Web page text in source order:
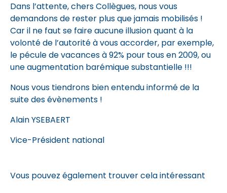
Dans l’attente, chers Collègues, nous vous
demandons de rester plus que jamais mobilisés !
Car il ne faut se faire aucune illusion quant à la
volonté de l’autorité à vous accorder, par exemple,
le pécule de vacances à 92% pour tous en 2009, ou
une augmentation barémique substantielle !!!
Nous vous tiendrons bien entendu informé de la
suite des évènements !
Alain YSEBAERT
Vice-Président national
Vous pouvez également trouver cela intéressant